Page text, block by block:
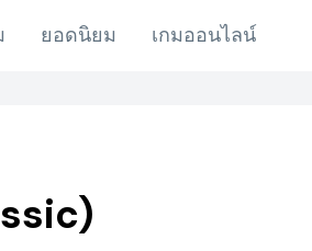
ยอดนิยม เกมออนไลน์